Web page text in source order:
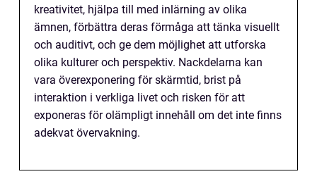
kreativitet, hjälpa till med inlärning av olika
ämnen, förbättra deras förmåga att tänka visuellt
och auditivt, och ge dem möjlighet att utforska
olika kulturer och perspektiv. Nackdelarna kan
vara överexponering för skärmtid, brist på
interaktion i verkliga livet och risken för att
exponeras för olämpligt innehåll om det inte finns
adekvat övervakning.